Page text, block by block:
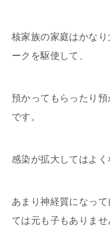
核家族の家庭はかな
ークを駆使して、
預かってもらったり
です。
感染が拡大してはよく
あまり神経質になっ
ては元も子もありませ